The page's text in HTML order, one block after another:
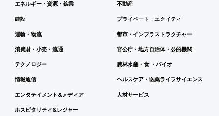
エネルギー・資源・鉱業
建設
運輸・物流
消費財・小売・流通
テクノロジー
情報通信
エンタテイメント&メディア
ホスピタリティ&レジャー
不動産
プライベート・エクイティ
都市・インフラストラクチャー
官公庁・地方自治体・公的機関
農林水産・食 ・バイオ
ヘルスケア・医薬ライフサイエンス
人材サービス